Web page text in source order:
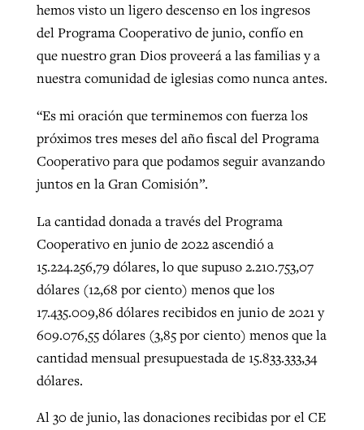
hemos visto un ligero descenso en los ingresos
del Programa Cooperativo de junio, confío en
que nuestro gran Dios proveerá a las familias y a
nuestra comunidad de iglesias como nunca antes.
“Es mi oración que terminemos con fuerza los
próximos tres meses del año fiscal del Programa
Cooperativo para que podamos seguir avanzando
juntos en la Gran Comisión”.
La cantidad donada a través del Programa
Cooperativo en junio de 2022 ascendió a
15.224.256,79 dólares, lo que supuso 2.210.753,07
dólares (12,68 por ciento) menos que los
17.435.009,86 dólares recibidos en junio de 2021 y
609.076,55 dólares (3,85 por ciento) menos que la
cantidad mensual presupuestada de 15.833.333,34
dólares.
Al 30 de junio, las donaciones recibidas por el CE